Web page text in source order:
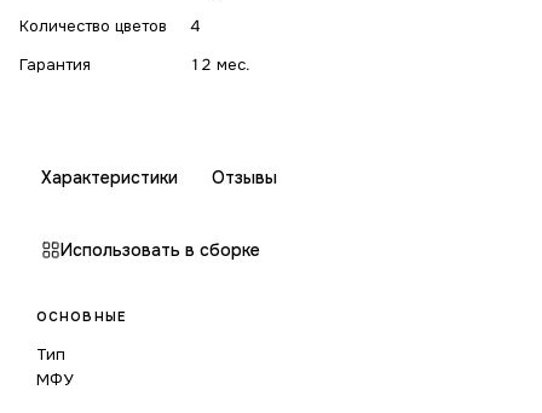
Количество цветов
4
Гарантия
12 мес.
Характеристики Отзывы
Использовать в сборке
ОСНОВНЫЕ
Тип
МФУ